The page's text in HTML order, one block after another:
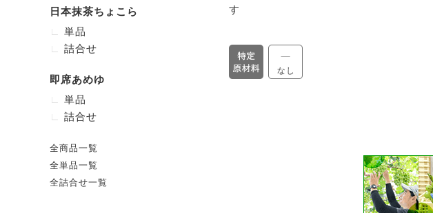
す
日本抹茶ちょこら
単品
詰合せ
即席あめゆ
単品
詰合せ
全商品一覧
全単品一覧
全詰合せ一覧